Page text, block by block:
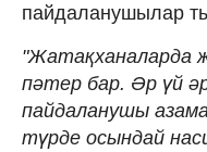
пайдаланушылар
"Жатақханаларда
пәтер бар. Әр үй
пайдаланушы
түрде осындай